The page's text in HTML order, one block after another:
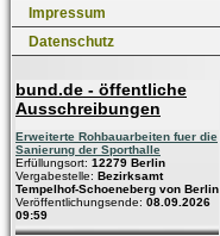
Impressum
Datenschutz
bund.de - öffentliche
Ausschreibungen
Erweiterte Rohbauarbeiten fuer die
Sanierung der Sporthalle
Erfüllungsort: 12279 Berlin
Vergabestelle: Bezirksamt
Tempelhof-Schoeneberg von Berlin
Veröffentlichungsende: 08.09.2026
09:59